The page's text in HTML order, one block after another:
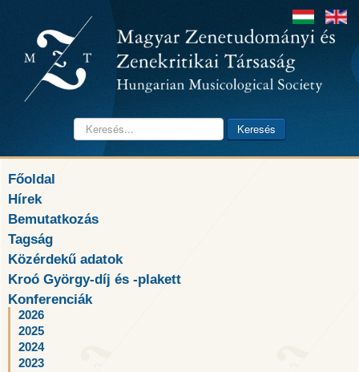
Keresés... Keresés
Főoldal
Hírek
Bemutatkozás
Tagság
Közérdekű adatok
Kroó György-díj és -plakett
Konferenciák
2026
2025
2024
2023